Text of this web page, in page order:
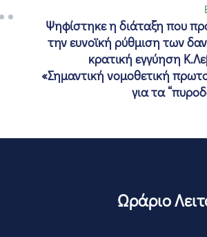
Ψηφίστηκε η διάταξη που
την ευνοϊκή ρύθμιση των
κρατική εγγύηση
«Σημαντική νομοθετική
για τα
Ωράριο